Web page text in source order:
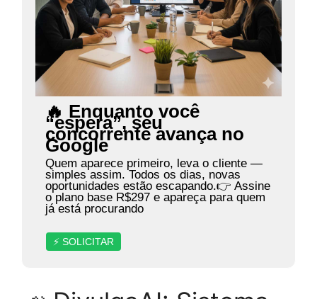
🔥 Enquanto você
“espera”, seu
concorrente avança no
Google
Quem aparece primeiro, leva o cliente —
simples assim. Todos os dias, novas
oportunidades estão escapando.👉 Assine
o plano base R$297 e apareça para quem
já está procurando
⚡ SOLICITAR